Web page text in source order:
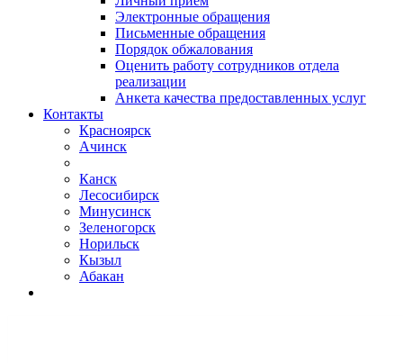
Электронные обращения
Письменные обращения
Порядок обжалования
Оценить работу сотрудников отдела
реализации
Анкета качества предоставленных услуг
Контакты
Красноярск
Ачинск
Канск
Лесосибирск
Минусинск
Зеленогорск
Норильск
Кызыл
Абакан